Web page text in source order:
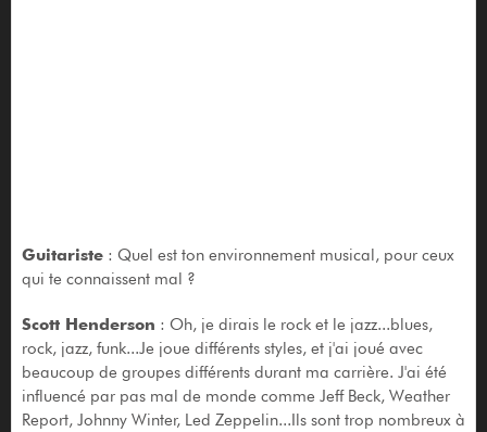
Guitariste: Quel est ton environnement musical, pour ceux
qui te connaissent mal ?
Scott Henderson : Oh, je dirais le rock et le jazz...blues,
rock, jazz, funk...Je joue différents styles, et j'ai joué avec
beaucoup de groupes différents durant ma carrière. J'ai été
influencé par pas mal de monde comme Jeff Beck, Weather
Report, Johnny Winter, Led Zeppelin...Ils sont trop nombreux à